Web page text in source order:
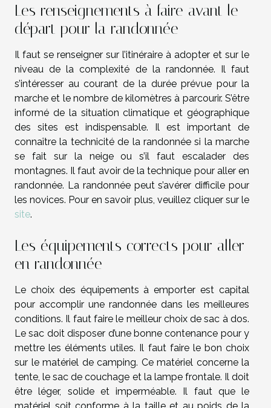
Les renseignements à faire avant le
départ pour la randonnée
Il faut se renseigner sur l’itinéraire à adopter et sur le
niveau de la complexité de la randonnée. Il faut
s’intéresser au courant de la durée prévue pour la
marche et le nombre de kilomètres à parcourir. S’être
informé de la situation climatique et géographique
des sites est indispensable. Il est important de
connaître la technicité de la randonnée si la marche
se fait sur la neige ou s’il faut escalader des
montagnes. Il faut avoir de la technique pour aller en
randonnée. La randonnée peut s’avérer difficile pour
les novices. Pour en savoir plus, veuillez cliquer sur le
site.
Les équipements corrects pour aller
en randonnée
Le choix des équipements à emporter est capital
pour accomplir une randonnée dans les meilleures
conditions. Il faut faire le meilleur choix de sac à dos.
Le sac doit disposer d’une bonne contenance pour y
mettre les éléments utiles. Il faut faire le bon choix
sur le matériel de camping. Ce matériel concerne la
tente, le sac de couchage et la lampe frontale. Il doit
être léger, solide et imperméable. Il faut que le